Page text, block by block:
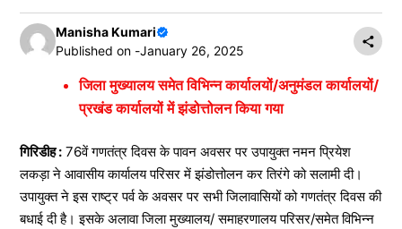
Manisha Kumari
Published on -January 26, 2025
जिला मुख्यालय समेत विभिन्न कार्यालयों/अनुमंडल कार्यालयों/
प्रखंड कार्यालयों में झंडोत्तोलन किया गया
गिरिडीह : 76वें गणतंत्र दिवस के पावन अवसर पर उपायुक्त नमन प्रियेश
लकड़ा ने आवासीय कार्यालय परिसर में झंडोत्तोलन कर तिरंगे को सलामी दी।
उपायुक्त ने इस राष्ट्र पर्व के अवसर पर सभी जिलावासियों को गणतंत्र दिवस की
बधाई दी है। इसके अलावा जिला मुख्यालय/ समाहरणालय परिसर/समेत विभिन्न